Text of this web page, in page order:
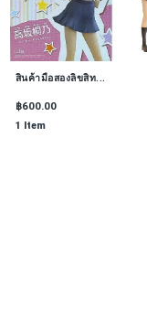
สินค้ามือสองลิขสิท...
฿600.00
1 Item